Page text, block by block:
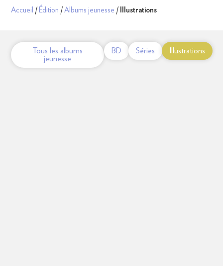
Accueil / Édition /Albums jeunesse / Illustrations
Tous les albums
jeunesse
BD Séries Illustrations